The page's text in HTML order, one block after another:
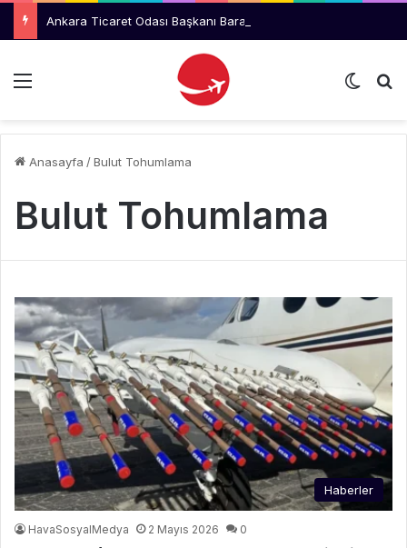
Menü Dış
Anasayfa /Bulut Tohumlama
Bulut Tohumlama
Haberler
HavaSosyalMedya 2 Mayıs 2026 0